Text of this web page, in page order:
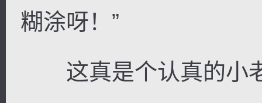
糊涂呀！”
这真是个认真的小